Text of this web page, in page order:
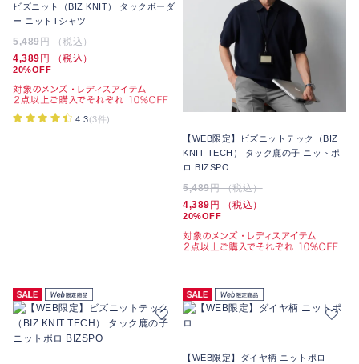
ビズニット（BIZ KNIT） タックボーダ
ー ニットTシャツ
5,489円 （税込）
4,389円 （税込）
20%OFF
4.3(3件)
【WEB限定】ビズニットテック（BIZ
KNIT TECH） タック鹿の子 ニットポ
ロ BIZSPO
5,489円 （税込）
4,389 円 （税込）
20%OFF
【WEB限定】ダイヤ柄 ニットポロ